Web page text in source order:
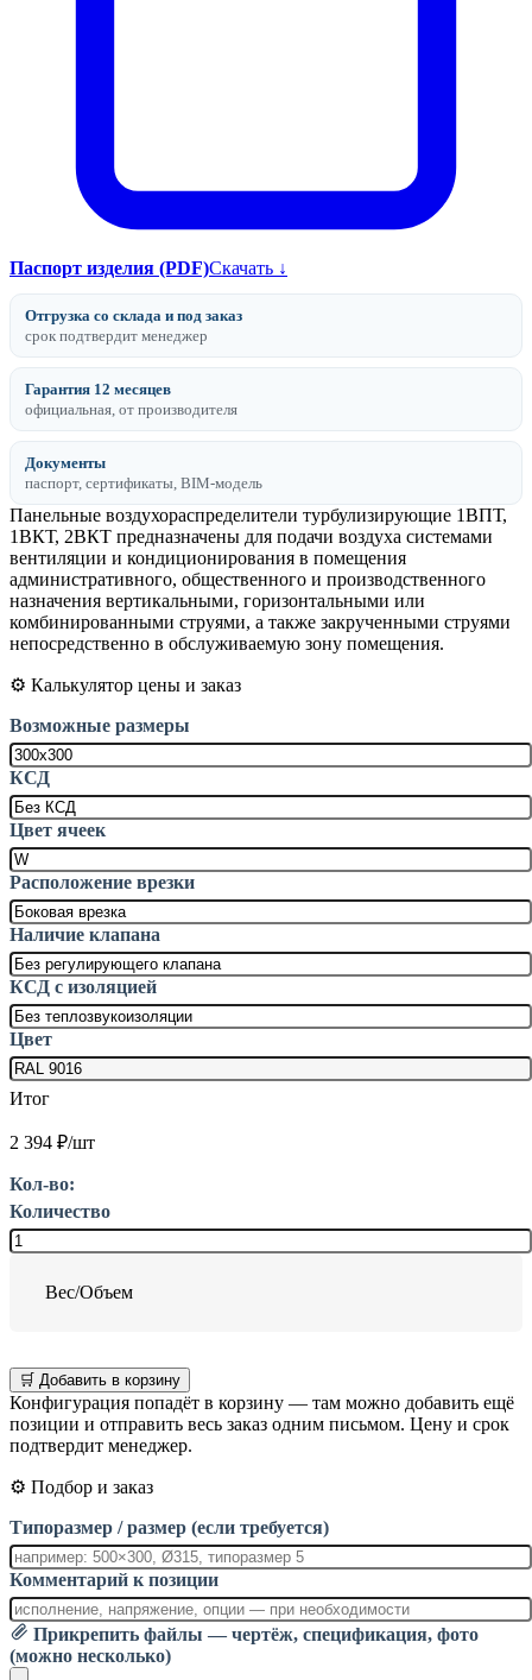
Паспорт изделия (PDF)Скачать ↓
Отгрузка со склада и под заказ
срок подтвердит менеджер
Гарантия 12 месяцев
официальная, от производителя
Документы
паспорт, сертификаты, BIM-модель
Панельные воздухораспределители турбулизирующие 1ВПТ,
1ВКТ, 2ВКТ предназначены для подачи воздуха системами
вентиляции и кондиционирования в помещения
административного, общественного и производственного
назначения вертикальными, горизонтальными или
комбинированными струями, а также закрученными струями
непосредственно в обслуживаемую зону помещения.
⚙️ Калькулятор цены и заказ
Возможные размеры
КСД
Цвет ячеек
Расположение врезки
Наличие клапана
КСД с изоляцией
Цвет
Итог
2 394 ₽/шт
Кол-во:
Количество
Вес/Объем
🛒 Добавить в корзину
Конфигурация попадёт в корзину — там можно добавить ещё
позиции и отправить весь заказ одним письмом. Цену и срок
подтвердит менеджер.
⚙️ Подбор и заказ
Типоразмер / размер (если требуется)
Комментарий к позиции
Прикрепить файлы — чертёж, спецификация, фото
(можно несколько)